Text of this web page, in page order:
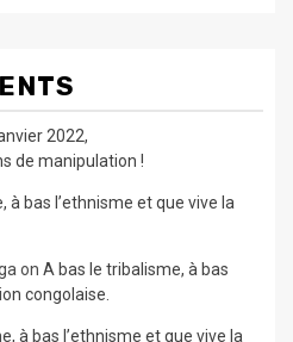
2022,
de manipulation !
à bas l’ethnisme et que vive la
on A bas le tribalisme, à bas
congolaise.
à bas l’ethnisme et que vive la